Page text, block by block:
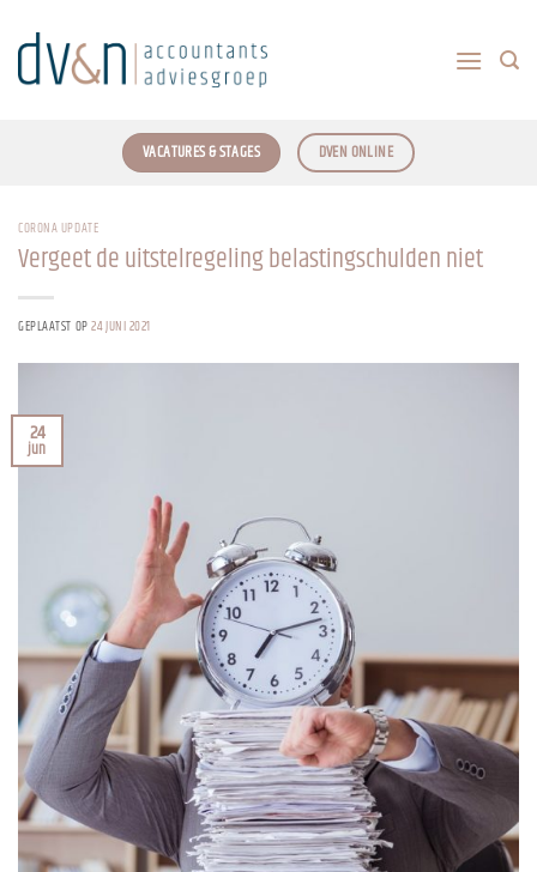
naar
inhoud
VACATURES & STAGES DVEN ONLINE
CORONA UPDATE
Vergeet de uitstelregeling belastingschulden niet
GEPLAATST OP24 JUNI 2021
24
jun